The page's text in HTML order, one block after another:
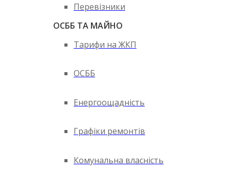
Перевізники
ОСББ ТА МАЙНО
Тарифи на ЖКП
ОСББ
Енергоощадність
Графіки ремонтів
Комунальна власність